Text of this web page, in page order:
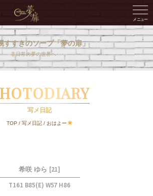
すすきのソープ「夢の扉」
非日常の夢の世界へ･･･。
写メ日記
TOP / 写メ日記/ おはよー
希咲 ゆら [21]
T161 B85(E) W57 H86